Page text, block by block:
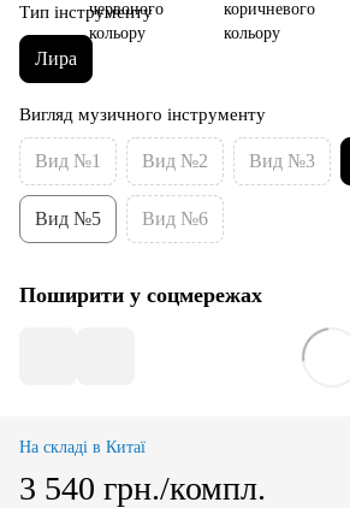
Тип інструменту
Лира
Вигляд музичного інструменту
Вид №1 Вид №2 Вид №3
Вид №5 Вид №6
Поширити у соцмережах
На складі в Китаї
3 540 грн./компл.